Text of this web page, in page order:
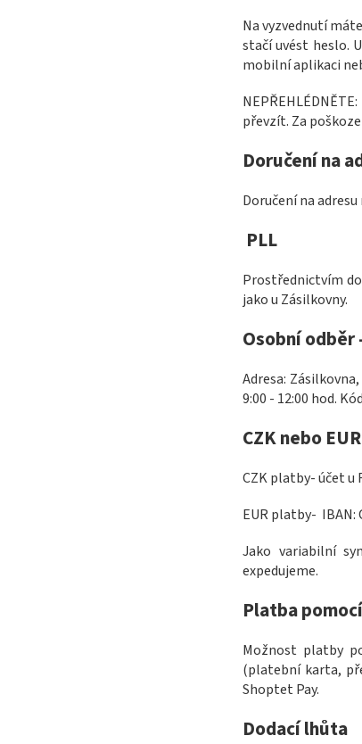
Na vyzvednutí
stačí uvést heslo.
mobilní aplikaci
NEPŘEHLÉDNĚTE:
převzít. Za
Doručení na
Doručení na
PLL
Prostřednictvím
jako u Zásilkovny.
Osobní odběr
Adresa:
9:00 - 12:00 hod.
CZK nebo
CZK platby- účet u
EUR platby- IBAN:
Jako variabilní
expedujeme.
Platba
Možnost platby
(platební karta,
Shoptet Pay.
Dodací lhůta